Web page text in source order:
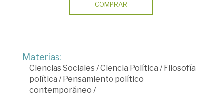
COMPRAR
Materias:
Ciencias Sociales/Ciencia Política / Filosofía
política / Pensamiento político
contemporáneo /